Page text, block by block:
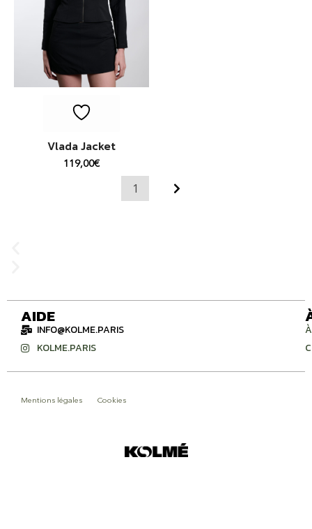
Vlada Jacket
119,00€
1
AIDE
INFO@KOLME.PARIS
KOLME.PARIS
Mentions légales Cookies